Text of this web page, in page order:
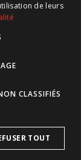
de leurs
CLASSIFIÉS
TOUT